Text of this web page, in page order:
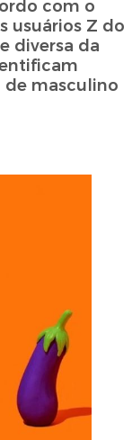
com o
usuários Z do
diversa da
de masculino